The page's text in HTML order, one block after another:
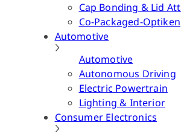
Cap Bonding & Lid
Co-Packaged-Optiken
Automotive
Automotive
Autonomous Driving
Electric Powertrain
Lighting & Interior
Consumer Electronics